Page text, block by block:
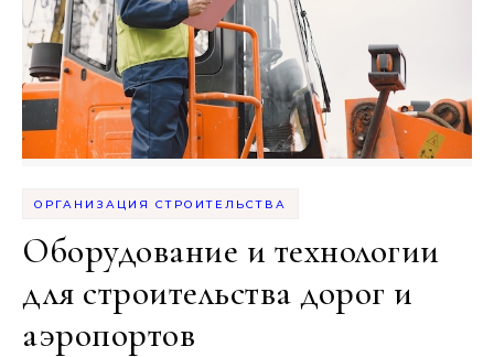
ОРГАНИЗАЦИЯ СТРОИТЕЛЬСТВА
Оборудование и технологии
для строительства дорог и
аэропортов